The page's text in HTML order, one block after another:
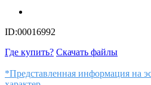
ID:00016992
Где купить? Скачать файлы
*Представленная информация на